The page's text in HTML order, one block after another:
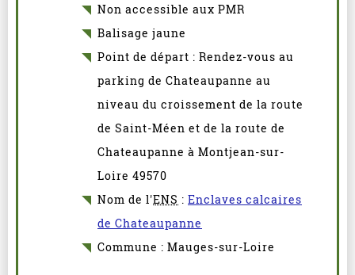
Non accessible aux PMR
Balisage jaune
Point de départ : Rendez-vous au
parking de Chateaupanne au
niveau du croissement de la route
de Saint-Méen et de la route de
Chateaupanne à Montjean-sur-
Loire 49570
Nom de l'ENS : Enclaves calcaires
de Chateaupanne
Commune : Mauges-sur-Loire